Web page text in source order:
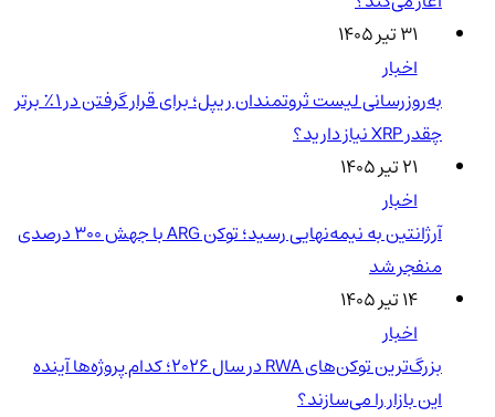
۳۱ تیر ۱۴۰۵
اخبار
به‌روزرسانی لیست ثروتمندان ریپل؛ برای قرار گرفتن در ۱٪ برتر
چقدر XRP نیاز دارید؟
۲۱ تیر ۱۴۰۵
اخبار
آرژانتین به نیمه‌نهایی رسید؛ توکن ARG با جهش ۳۰۰ درصدی
منفجر شد
۱۴ تیر ۱۴۰۵
اخبار
بزرگ‌ترین توکن‌های RWA در سال ۲۰۲۶؛ کدام پروژه‌ها آینده
این بازار را می‌سازند؟